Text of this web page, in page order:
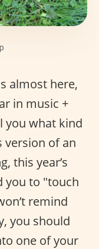
almost here,
in music +
you what kind
version of an
this year’s
you to "touch
remind
you should
one of your